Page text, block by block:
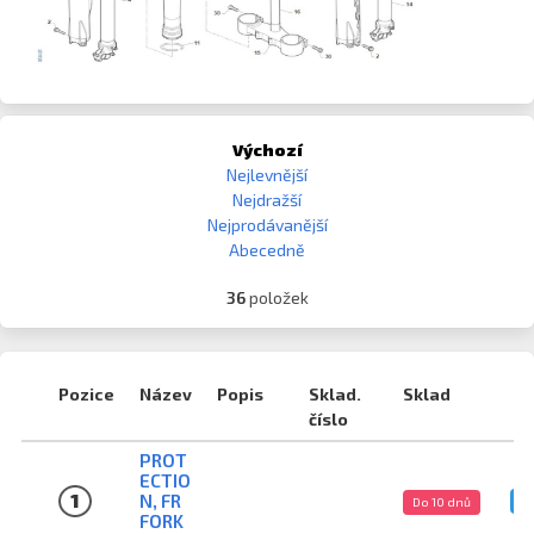
Výchozí
Nejlevnější
Nejdražší
Nejprodávanější
Abecedně
36položek
Pozice Název Popis
Sklad.
číslo
Sklad
1
PROT
ECTIO
N, FR
FORK
Do 10 dnů